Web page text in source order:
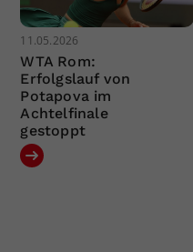
11.05.2026
WTA Rom:
Erfolgslauf von
Potapova im
Achtelfinale
gestoppt